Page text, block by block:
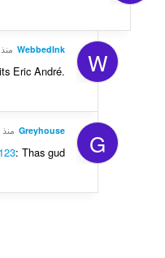
W
WebbedInk
Eric André.
G
Greyhouse
: Thas gud